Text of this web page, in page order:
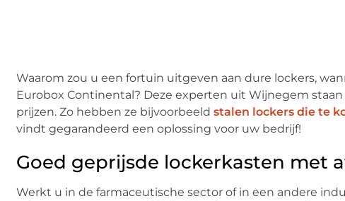
Waarom zou u een fortuin uitgeven aan dure lockers,
Eurobox Continental? Deze experten uit Wijnegem
prijzen. Zo hebben ze bijvoorbeeld stalen lockers die te
vindt gegarandeerd een oplossing voor uw bedrijf!
Goed geprijsde lockerkasten met
Werkt u in de farmaceutische sector of in een andere